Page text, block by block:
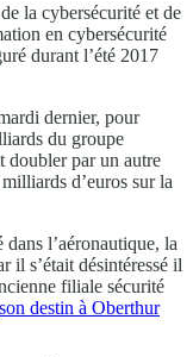
la cybersécurité et de
en cybersécurité
durant l’été 2017
dernier, pour
du groupe
doubler par un autre
d’euros sur la
l’aéronautique, la
il s’était désintéressé il
filiale sécurité
son destin à Oberthur